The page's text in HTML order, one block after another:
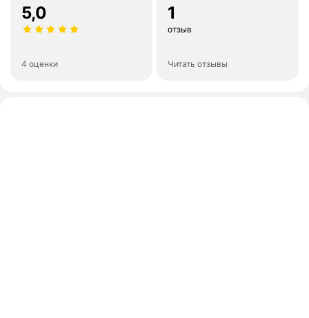
5,0
4 оценки
1
отзыв
Читать отзывы